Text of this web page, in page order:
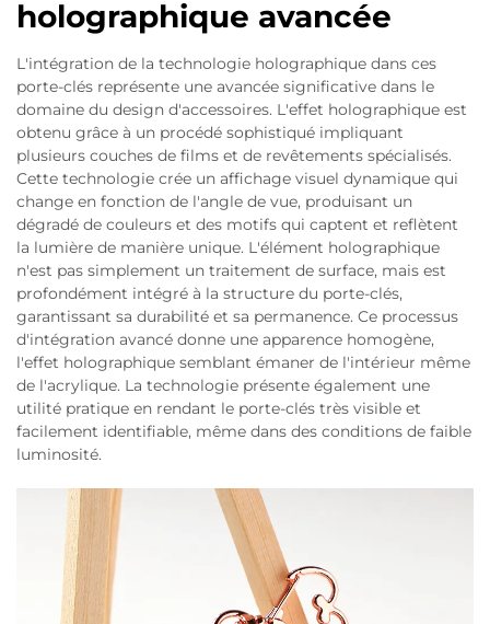
holographique avancée
L'intégration de la technologie holographique dans ces
porte-clés représente une avancée significative dans le
domaine du design d'accessoires. L'effet holographique est
obtenu grâce à un procédé sophistiqué impliquant
plusieurs couches de films et de revêtements spécialisés.
Cette technologie crée un affichage visuel dynamique qui
change en fonction de l'angle de vue, produisant un
dégradé de couleurs et des motifs qui captent et reflètent
la lumière de manière unique. L'élément holographique
n'est pas simplement un traitement de surface, mais est
profondément intégré à la structure du porte-clés,
garantissant sa durabilité et sa permanence. Ce processus
d'intégration avancé donne une apparence homogène,
l'effet holographique semblant émaner de l'intérieur même
de l'acrylique. La technologie présente également une
utilité pratique en rendant le porte-clés très visible et
facilement identifiable, même dans des conditions de faible
luminosité.